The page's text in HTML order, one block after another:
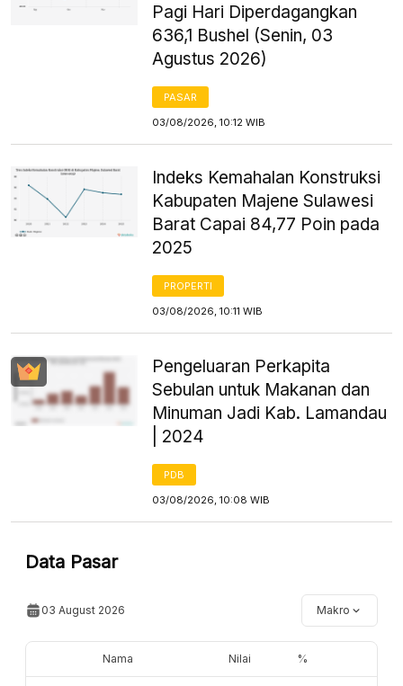
Pagi Hari Diperdagangkan
636,1 Bushel (Senin, 03
Agustus 2026)
PASAR
03/08/2026, 10:12 WIB
Indeks Kemahalan Konstruksi
Kabupaten Majene Sulawesi
Barat Capai 84,77 Poin pada
2025
PROPERTI
03/08/2026, 10:11 WIB
Pengeluaran Perkapita
Sebulan untuk Makanan dan
Minuman Jadi Kab. Lamandau
| 2024
PDB
03/08/2026, 10:08 WIB
Data Pasar
03 August 2026 Makro
Nama Nilai %